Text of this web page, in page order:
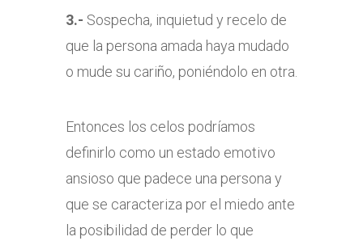
3.- Sospecha, inquietud y recelo de
que la persona amada haya mudado
o mude su cariño, poniéndolo en otra.
Entonces los celos podríamos
definirlo como un estado emotivo
ansioso que padece una persona y
que se caracteriza por el miedo ante
la posibilidad de perder lo que